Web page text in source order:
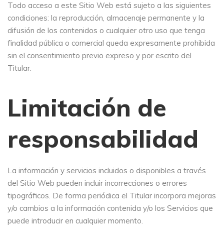
Todo acceso a este Sitio Web está sujeto a las siguientes
condiciones: la reproducción, almacenaje permanente y la
difusión de los contenidos o cualquier otro uso que tenga
finalidad pública o comercial queda expresamente prohibida
sin el consentimiento previo expreso y por escrito del
Titular.
Limitación de
responsabilidad
La información y servicios incluidos o disponibles a través
del Sitio Web pueden incluir incorrecciones o errores
tipográficos. De forma periódica el Titular incorpora mejoras
y/o cambios a la información contenida y/o los Servicios que
puede introducir en cualquier momento.